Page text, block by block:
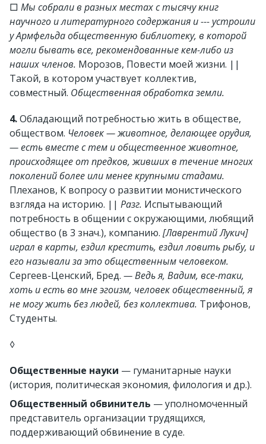
□ Мы собрали в разных местах с тысячу книг
научного и литературного содержания и --- устроили
у Армфельда общественную библиотеку, в которой
могли бывать все, рекомендованные кем-либо из
наших членов. Морозов, Повести моей жизни. ||
Такой, в котором участвует коллектив,
совместный. Общественная обработка земли.
4.Обладающий потребностью жить в обществе,
обществом. Человек — животное, делающее орудия,
— есть вместе с тем и общественное животное,
происходящее от предков, живших в течение многих
поколений более или менее крупными стадами.
Плеханов, К вопросу о развитии монистического
взгляда на историю. || Разг. Испытывающий
потребность в общении с окружающими, любящий
общество (в 3 знач.), компанию. [Лаврентий Лукич]
играл в карты, ездил крестить, ездил ловить рыбу, и
его называли за это общественным человеком.
Сергеев-Ценский, Бред. — Ведь я, Вадим, все-таки,
хоть и есть во мне эгоизм, человек общественный, я
не могу жить без людей, без коллектива. Трифонов,
Студенты.
◊
Общественные науки — гуманитарные науки
(история, политическая экономия, филология и др.).
Общественный обвинитель — уполномоченный
представитель организации трудящихся,
поддерживающий обвинение в суде.